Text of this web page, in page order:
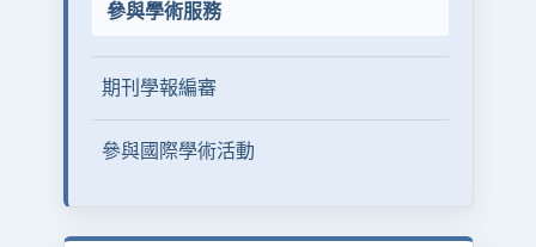
參與學術服務
期刊學報編審
參與國際學術活動